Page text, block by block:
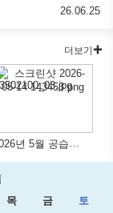
26.06.25
더보기
2026년 5월 공습대비 민방위훈련
목 금
토